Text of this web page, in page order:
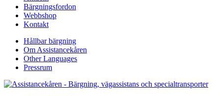
Bärgningsfordon
Webbshop
Kontakt
Hållbar bärgning
Om Assistancekåren
Other Languages
Pressrum